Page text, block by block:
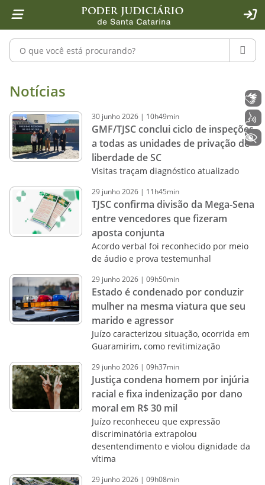
1 Ir para o conteúdo
2 Ir para a ferramenta de acessibilidade - Rybená
4 Ir para o menu principal
5 Ir para a pesquisa
6 Ir para o rodapé
7 Ir para a página inicial
Pesquisar no portal
Notícias - Imprensa - Poder
Notícias
30 junho2026 | 10h49min
GMF/TJSC conclui ciclo de inspeções
a todas as unidades de privação de
liberdade de SC
Visitas traçam diagnóstico atualizado
29 junho2026 | 11h45min
TJSC confirma divisão da Mega-Sena
entre vencedores que fizeram
aposta conjunta
Acordo verbal foi reconhecido por meio
de áudio e prova testemunhal
29 junho2026 | 09h50min
Estado é condenado por conduzir
mulher na mesma viatura que seu
marido e agressor
Juízo caracterizou situação, ocorrida em
Guaramirim, como revitimização
29 junho2026 | 09h37min
Justiça condena homem por injúria
racial e fixa indenização por dano
moral em R$ 30 mil
Juízo reconheceu que expressão
discriminatória extrapolou
desentendimento e violou dignidade da
vítima
29 junho2026 | 09h08min
+ Acessibilidade